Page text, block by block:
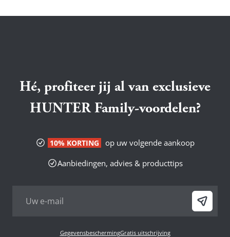
Hé, profiteer jij al van exclusieve
HUNTER Family-voordelen?
10% KORTING
op uw volgende aankoop
Aanbiedingen, advies & producttips
GegevensbeschermingGratis uitschrijving